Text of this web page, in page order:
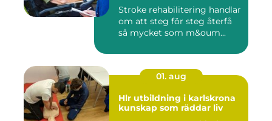
Stroke rehabilitering handlar
om att steg för steg återfå
så mycket som m&oum...
01. aug
Hlr utbildning i karlskrona
kunskap som räddar liv